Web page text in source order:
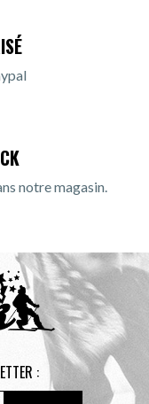
notre magasin.
: